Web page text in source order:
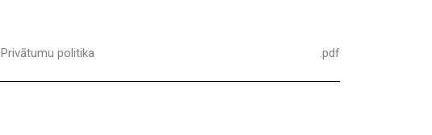
Privātumu politika .pdf